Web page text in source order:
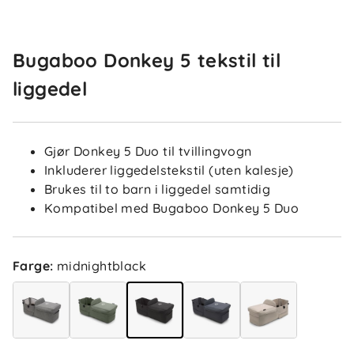
Bugaboo Donkey 5 tekstil til
liggedel
Gjør Donkey 5 Duo til tvillingvogn
Inkluderer liggedelstekstil (uten kalesje)
Brukes til to barn i liggedel samtidig
Kompatibel med Bugaboo Donkey 5 Duo
Farge: midnightblack